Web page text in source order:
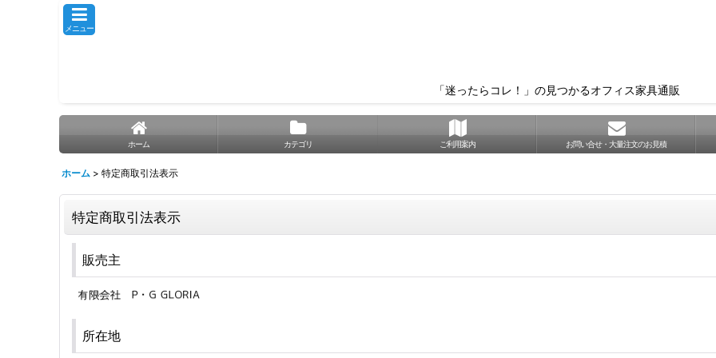
メニュー
「迷ったらコレ！」の見つかるオフィス家具通販
ホーム カテゴリ ご利用案内 お問い合せ・大量注文のお見積
ホーム > 特定商取引法表示
特定商取引法表示
販売主
所在地